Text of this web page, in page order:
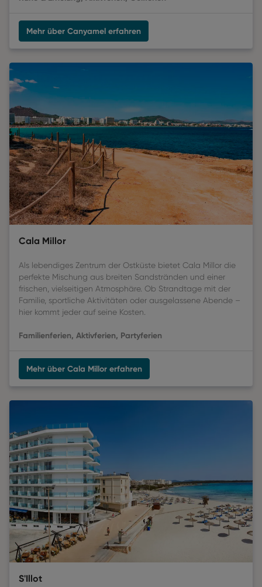
Mehr über Canyamel erfahren
Cala Millor
Als lebendiges Zentrum der Ostküste bietet Cala Millor die
perfekte Mischung aus breiten Sandstränden und einer
frischen, vielseitigen Atmosphäre. Ob Strandtage mit der
Familie, sportliche Aktivitäten oder ausgelassene Abende –
hier kommt jeder auf seine Kosten.
Familienferien, Aktivferien, Partyferien
Mehr über Cala Millor erfahren
S'Illot